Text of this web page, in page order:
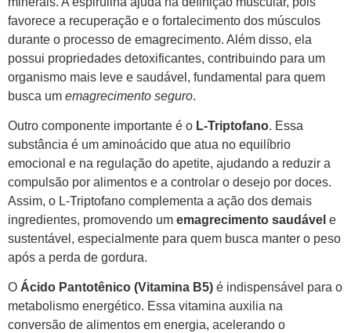
favorece a recuperação e o fortalecimento dos músculos
durante o processo de emagrecimento. Além disso, ela
possui propriedades detoxificantes, contribuindo para um
organismo mais leve e saudável, fundamental para quem
busca um emagrecimento seguro.
Outro componente importante é o L-Triptofano. Essa
substância é um aminoácido que atua no equilíbrio
emocional e na regulação do apetite, ajudando a reduzir a
compulsão por alimentos e a controlar o desejo por doces.
Assim, o L-Triptofano complementa a ação dos demais
ingredientes, promovendo um emagrecimento saudável e
sustentável, especialmente para quem busca manter o peso
após a perda de gordura.
O Ácido Pantotênico (Vitamina B5) é indispensável para o
metabolismo energético. Essa vitamina auxilia na
conversão de alimentos em energia, acelerando o